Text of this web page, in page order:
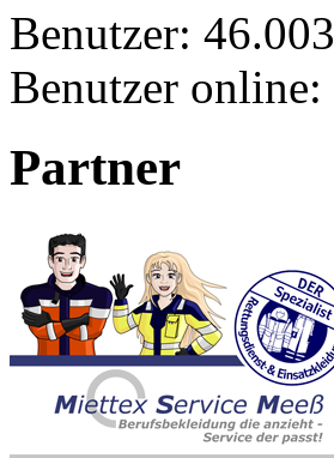
Benutzer: 46.003
Benutzer online:
Partner